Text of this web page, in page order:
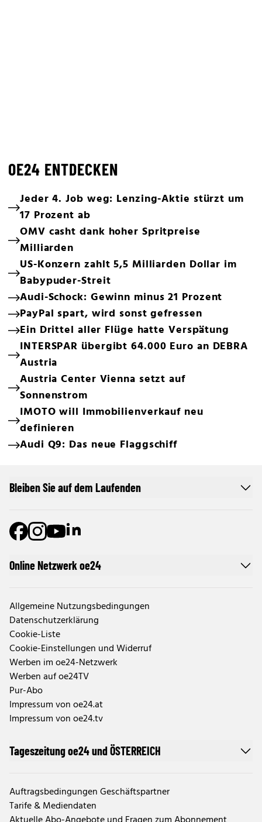
OE24 ENTDECKEN
Jeder 4. Job weg: Lenzing-Aktie stürzt um
17 Prozent ab
OMV casht dank hoher Spritpreise
Milliarden
US-Konzern zahlt 5,5 Milliarden Dollar im
Babypuder-Streit
Audi-Schock: Gewinn minus 21 Prozent
PayPal spart, wird sonst gefressen
Ein Drittel aller Flüge hatte Verspätung
INTERSPAR übergibt 64.000 Euro an DEBRA
Austria
Austria Center Vienna setzt auf
Sonnenstrom
IMOTO will Immobilienverkauf neu
definieren
Audi Q9: Das neue Flaggschiff
Online Netzwerk oe24
Allgemeine Nutzungsbedingungen
Datenschutzerklärung
Cookie-Liste
Cookie-Einstellungen und Widerruf
Werben im oe24-Netzwerk
Werben auf oe24TV
Pur-Abo
Impressum von oe24.at
Impressum von oe24.tv
Tageszeitung oe24 und ÖSTERREICH
Auftragsbedingungen Geschäftspartner
Tarife & Mediendaten
Bleiben Sie auf dem Laufenden